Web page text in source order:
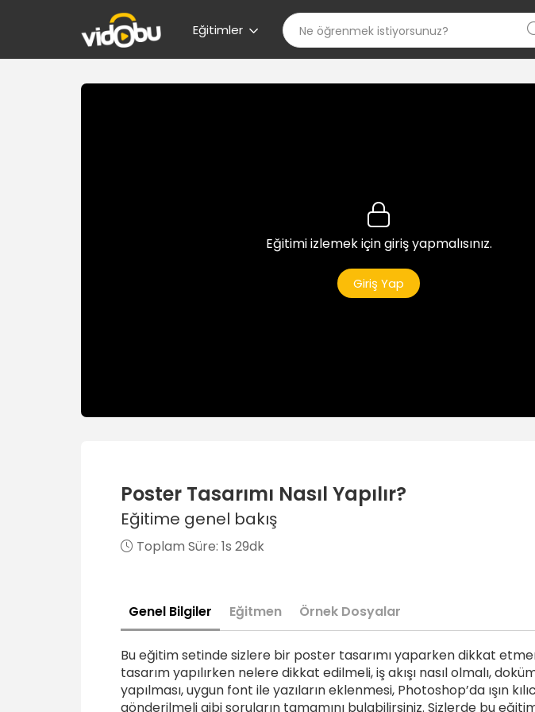
Eğitimler
Eğitimi izlemek için giriş yapmalısınız.
Giriş Yap
Poster Tasarımı Nasıl Yapılır?
Eğitime genel bakış
Toplam Süre: 1s 29dk
Genel Bilgiler Eğitmen Örnek Dosyalar
Bu eğitim setinde sizlere bir poster tasarımı yaparken dikkat
tasarım yapılırken nelere dikkat edilmeli, iş akışı nasıl olmalı,
yapılması, uygun font ile yazıların eklenmesi, Photoshop’da ışın
gönderilmeli gibi soruların tamamını bulabilirsiniz. Sizlerde bu